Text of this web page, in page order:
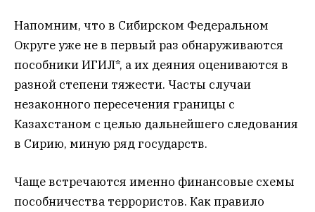
Напомним, что в Сибирском Федеральном
Округе уже не в первый раз обнаруживаются
пособники ИГИЛ*, а их деяния оцениваются в
разной степени тяжести. Часты случаи
незаконного пересечения границы с
Казахстаном с целью дальнейшего следования
в Сирию, миную ряд государств.
Чаще встречаются именно финансовые схемы
пособничества террористов. Как правило